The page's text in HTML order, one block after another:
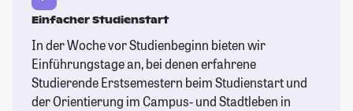
Einfacher Studienstart
In der Woche vor Studienbeginn bieten wir
Einführungstage an, bei denen erfahrene
Studierende Erstsemestern beim Studienstart und
der Orientierung im Campus- und Stadtleben in